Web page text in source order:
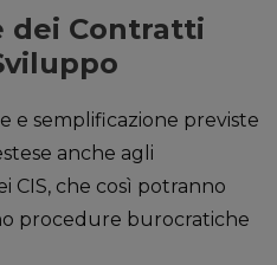
dei Contratti
e semplificazione previste
anche agli
CIS, che così potranno
procedure burocratiche